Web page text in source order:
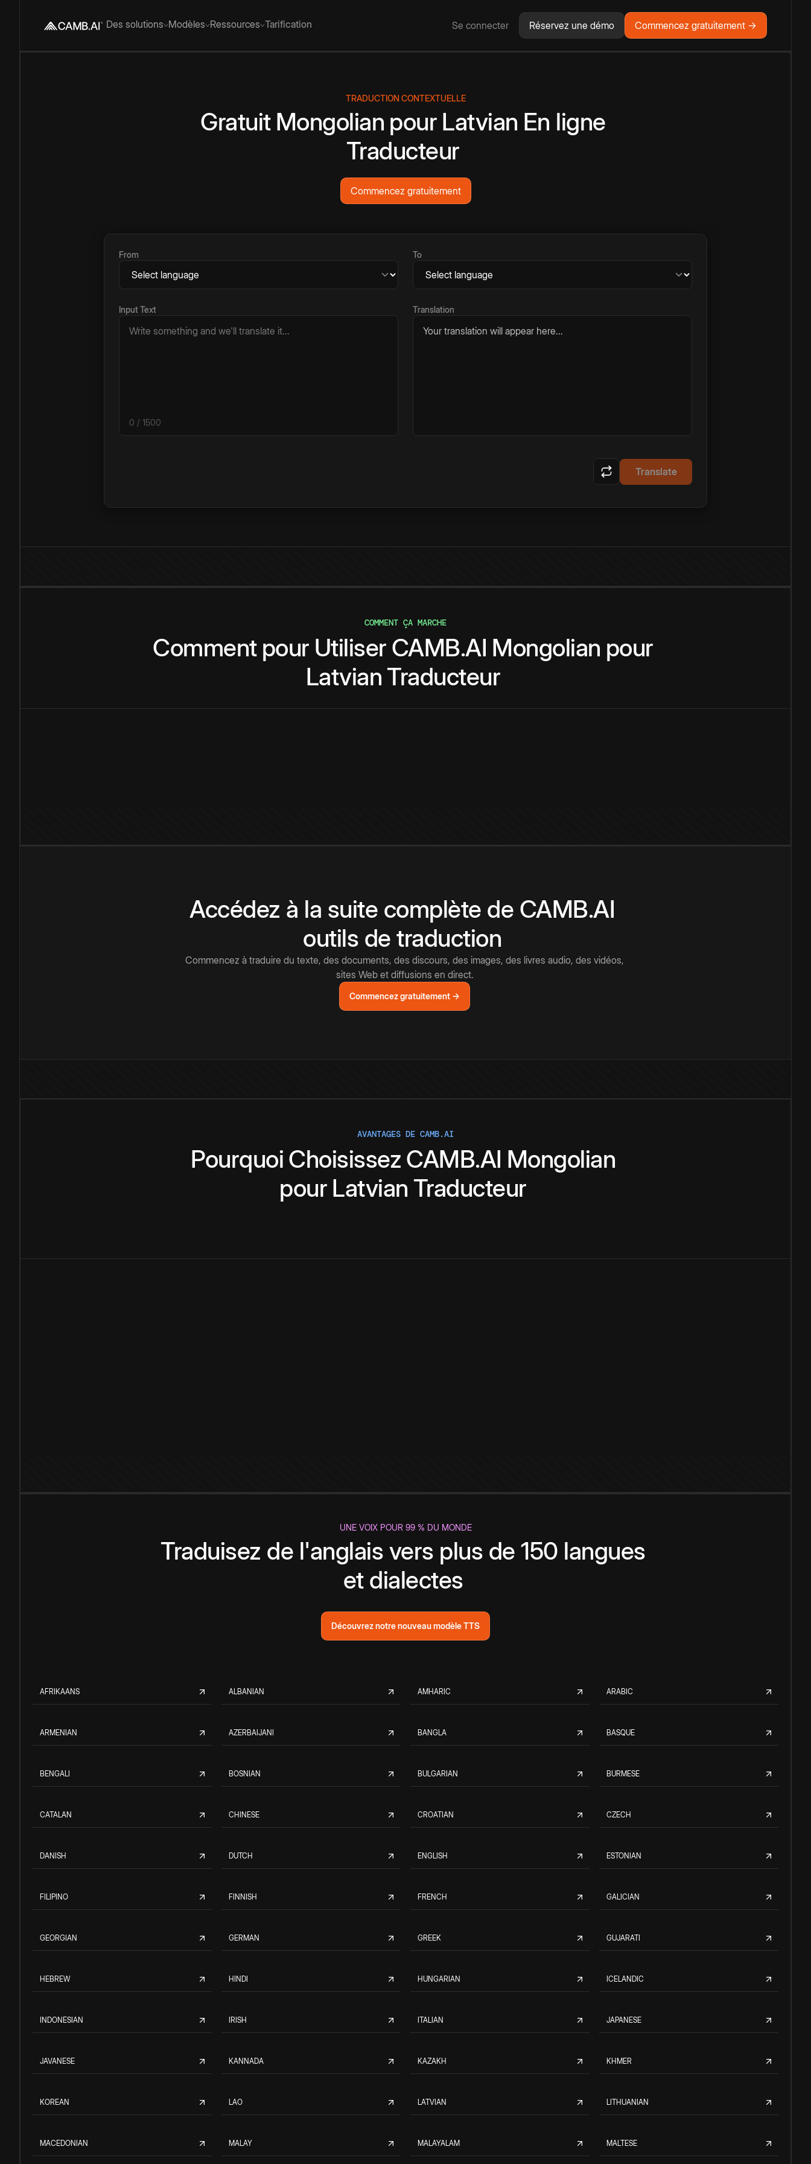
Des solutions Modèles Ressources Tarification Se connecter Réservez une démo Commencez gratuitement →
TRADUCTION CONTEXTUELLE
Gratuit Mongolian pour Latvian En ligne
Traducteur
Commencez gratuitement
From To
Input Text
0 / 1500
Translation
Your translation will appear here...
Translate
COMMENT ÇA MARCHE
Comment pour Utiliser CAMB.AI Mongolian pour
Latvian Traducteur
Accédez à la suite complète de CAMB.AI
outils de traduction
Commencez à traduire du texte, des documents, des discours, des images, des livres audio, des vidéos,
sites Web et diffusions en direct.
Commencez gratuitement →
AVANTAGES DE CAMB.AI
Pourquoi Choisissez CAMB.AI Mongolian
pour Latvian Traducteur
UNE VOIX POUR 99 % DU MONDE
Traduisez de l'anglais vers plus de 150 langues
et dialectes
Découvrez notre nouveau modèle TTS
AFRIKAANS ALBANIAN AMHARIC ARABIC
ARMENIAN AZERBAIJANI BANGLA BASQUE
BENGALI BOSNIAN BULGARIAN BURMESE
CATALAN CHINESE CROATIAN CZECH
DANISH DUTCH ENGLISH ESTONIAN
FILIPINO FINNISH FRENCH GALICIAN
GEORGIAN GERMAN GREEK GUJARATI
HEBREW HINDI HUNGARIAN ICELANDIC
INDONESIAN IRISH ITALIAN JAPANESE
JAVANESE KANNADA KAZAKH KHMER
KOREAN LAO LATVIAN LITHUANIAN
MACEDONIAN MALAY MALAYALAM MALTESE